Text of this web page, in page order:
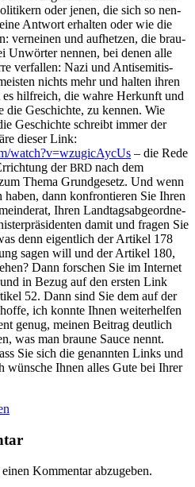
oder jenen, die sich so nen­
Ant­wort erhal­ten oder wie die
ver­nei­nen und auf­het­zen, die brau­
Unwör­ter nen­nen, bei denen alle
ver­fal­len: Nazi und Anti­se­mi­tis­
nichts mehr und hal­ten ihren
hilf­reich, die wah­re Her­kunft und
die Geschich­te, zu ken­nen. Wie
Geschich­te schreibt immer der
die­ser Link:
watch?v=wzugicAycUs – die Rede
derBRD nach dem
The­ma Grund­ge­setz. Und wenn
haben, dann kon­fron­tie­ren Sie Ihren
Ihren Land­tags­ab­ge­ord­ne­
damit und fra­gen Sie
denn eigent­lich der Arti­kel 178
sagen will und der Arti­kel 180,
Dann for­schen Sie im Inter­net
in Bezug auf den ers­ten Link
52. Dann sind Sie dem auf der
ich konn­te Ihnen wei­ter­hel­fen
genug, mei­nen Bei­trag deut­lich
was man brau­ne Sau­ce nennt.
Sie sich die genann­ten Links und
wün­sche Ihnen alles Gute bei Ihrer
Kommentar abzugeben.